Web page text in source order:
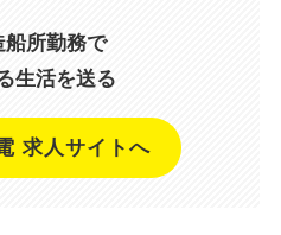
船所勤務で
生活を送る
求人サイトへ